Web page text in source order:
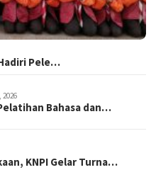
Pele…
2026
Bahasa dan…
KNPI Gelar Turna…